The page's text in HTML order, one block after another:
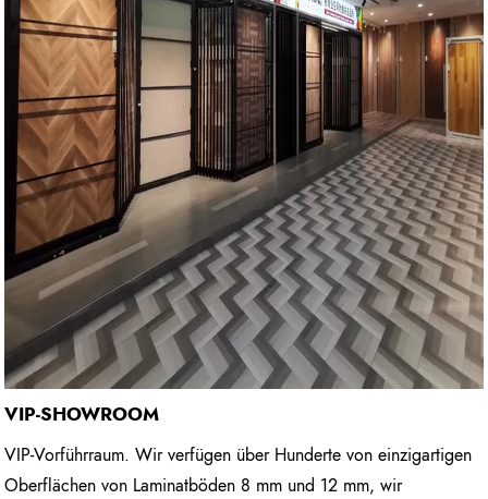
VIP-SHOWROOM
VIP-Vorführraum. Wir verfügen über Hunderte von einzigartigen
Oberflächen von Laminatböden 8 mm und 12 mm, wir